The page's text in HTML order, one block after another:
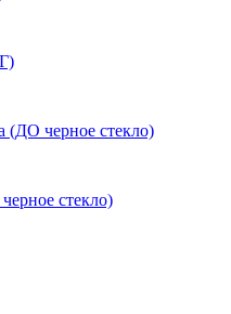
(ДО черное стекло)
стекло)